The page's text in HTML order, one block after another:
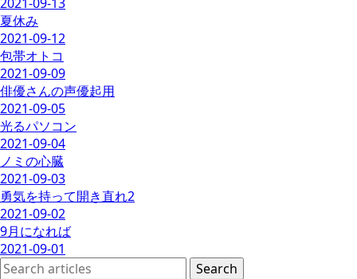
夏休み
2021-09-12
包帯オトコ
2021-09-09
俳優さんの声優起用
2021-09-05
光るパソコン
2021-09-04
ノミの心臓
2021-09-03
勇気を持って開き直れ2
2021-09-02
9月になれば
2021-09-01